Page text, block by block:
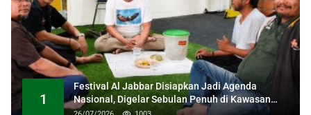
1
Festival Al Jabbar Disiapkan Jadi Agenda
Nasional, Digelar Sebulan Penuh di Kawasan
Masjid Raya Al Jabbar